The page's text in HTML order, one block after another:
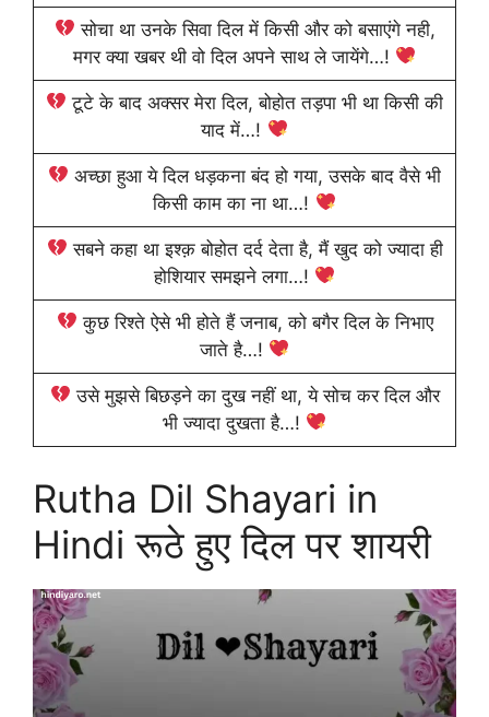
सोचा था उनके सिवा दिल में किसी और को बसाएंगे नही,
मगर क्या खबर थी वो दिल अपने साथ ले जायेंगे…!
टूटे के बाद अक्सर मेरा दिल, बोहोत तड़पा भी था किसी की
याद में…!
अच्छा हुआ ये दिल धड़कना बंद हो गया, उसके बाद वैसे भी
किसी काम का ना था…!
सबने कहा था इश्क़ बोहोत दर्द देता है, मैं खुद को ज्यादा ही
होशियार समझने लगा…!
कुछ रिश्ते ऐसे भी होते हैं जनाब, को बगैर दिल के निभाए
जाते है…!
उसे मुझसे बिछड़ने का दुख नहीं था, ये सोच कर दिल और
भी ज्यादा दुखता है…!
Rutha Dil Shayari in
Hindi रूठे हुए दिल पर शायरी